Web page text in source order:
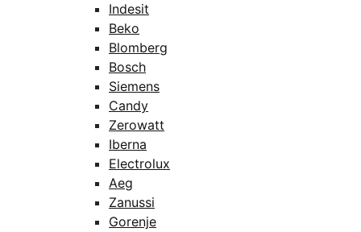
Indesit
Beko
Blomberg
Bosch
Siemens
Candy
Zerowatt
Iberna
Electrolux
Aeg
Zanussi
Gorenje